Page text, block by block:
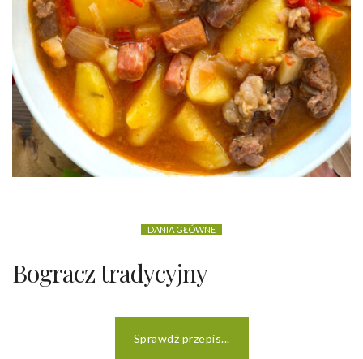
DANIA GŁÓWNE
Bogracz tradycyjny
Sprawdź przepis...